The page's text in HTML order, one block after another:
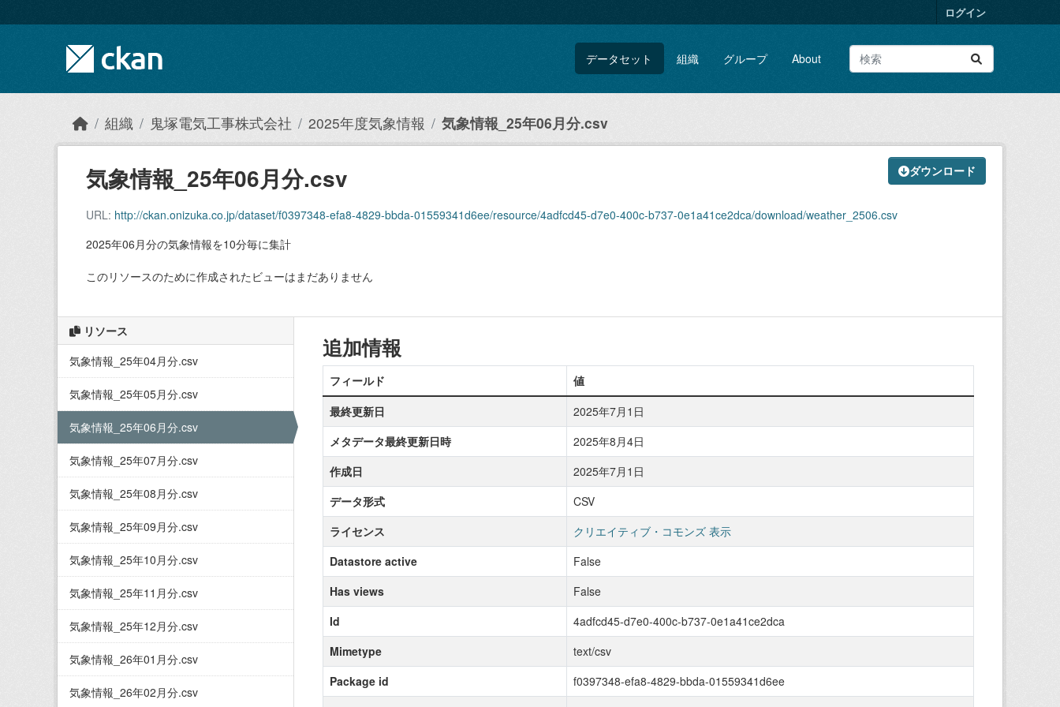
ログイン
データセット 組織 グループ About
組織 鬼塚電気工事株式会社 2025年度気象情報 気象情報_25年06月分.csv
ダウンロード
気象情報_25年06月分.csv
URL: http://ckan.onizuka.co.jp/dataset/f0397348-efa8-4829-bbda-01559341d6ee/resource/4adfcd45-d7e0-400c-b737-0e1a41ce2dca/download/weather_2506.csv
2025年06月分の気象情報を10分毎に集計
このリソースのために作成されたビューはまだありません
リソース
気象情報_25年04月分.csv
気象情報_25年05月分.csv
気象情報_25年06月分.csv
気象情報_25年07月分.csv
気象情報_25年08月分.csv
気象情報_25年09月分.csv
気象情報_25年10月分.csv
気象情報_25年11月分.csv
気象情報_25年12月分.csv
気象情報_26年01月分.csv
気象情報_26年02月分.csv
追加情報
フィールド
値
最終更新日
2025年7月1日
メタデータ最終更新日時
2025年8月4日
作成日
2025年7月1日
データ形式
CSV
ライセンス
クリエイティブ・コモンズ 表示
Datastore active
False
Has views
False
Id
4adfcd45-d7e0-400c-b737-0e1a41ce2dca
Mimetype
text/csv
Package id
f0397348-efa8-4829-bbda-01559341d6ee